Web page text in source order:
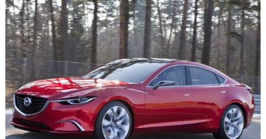
Guide
d'achat
Electriques
Utilitaires
Flottes
Auto